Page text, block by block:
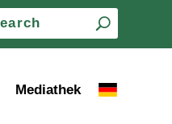
Mediathek